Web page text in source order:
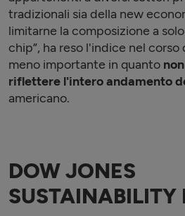
tradizionali sia della new
limitarne la composizione a
chip”, ha reso l'indice nel
meno importante in quanto
riflettere l'intero andamento
americano.
DOW JONES
SUSTAINABILITY